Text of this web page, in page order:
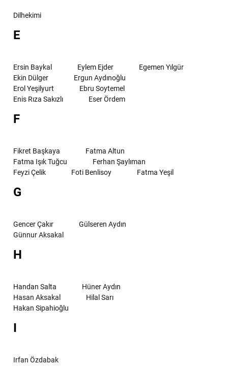
Dilhekimi
E
Ersin Baykal Eylem Ejder
Egemen Yılgür
Ekin Dülger
Ergun Aydınoğlu
Erol Yeşilyurt
Ebru Soytemel
Enis Rıza Sakızlı
Eser Ördem
F
Fikret Başkaya
Fatma Altun
Fatma Işık Tuğcu
Ferhan Şaylıman
Feyzi Çelik
Foti Benlisoy Fatma Yeşil
G
Gencer Çakır
Gülseren Aydın
Günnur Aksakal
H
Handan Salta
Hüner Aydın
Hasan Aksakal
Hilal Sarı
Hakan Sipahioğlu
I
Irfan Özdabak